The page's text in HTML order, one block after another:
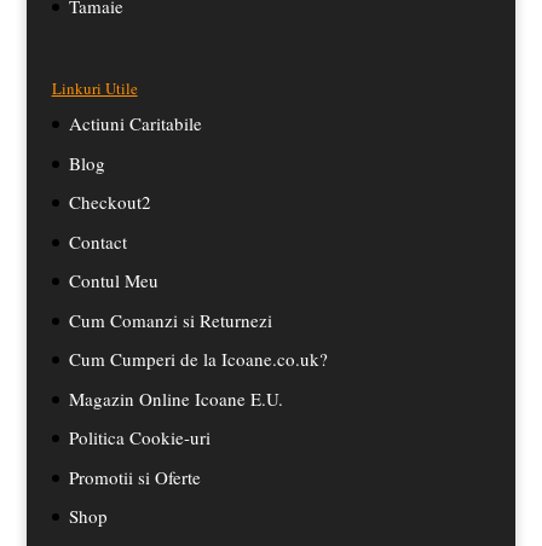
Tamaie
Linkuri Utile
Actiuni Caritabile
Blog
Checkout2
Contact
Contul Meu
Cum Comanzi si Returnezi
Cum Cumperi de la Icoane.co.uk?
Magazin Online Icoane E.U.
Politica Cookie-uri
Promotii si Oferte
Shop